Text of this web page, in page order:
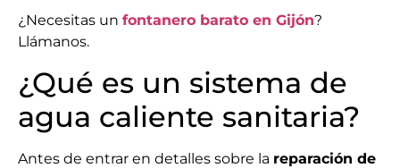
¿Necesitas un fontanero barato en Gijón?
Llámanos.
¿Qué es un sistema de
agua caliente sanitaria?
Antes de entrar en detalles sobre la reparación de